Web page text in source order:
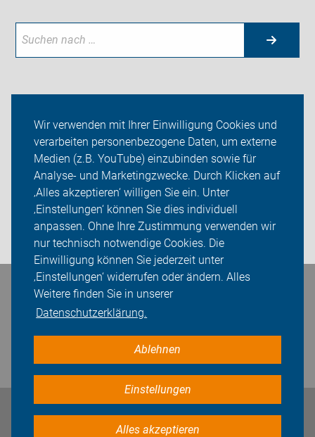
Wir verwenden mit Ihrer Einwilligung Cookies und
verarbeiten personenbezogene Daten, um externe
Medien (z.B. YouTube) einzubinden sowie für
Analyse- und Marketingzwecke. Durch Klicken auf
‚Alles akzeptieren‘ willigen Sie ein. Unter
‚Einstellungen‘ können Sie dies individuell
anpassen. Ohne Ihre Zustimmung verwenden wir
nur technisch notwendige Cookies. Die
Einwilligung können Sie jederzeit unter
‚Einstellungen‘ widerrufen oder ändern. Alles
Weitere finden Sie in unserer
Datenschutzerklärung.
Ablehnen
Einstellungen
Alles akzeptieren
Feierabendtouren
Sei dabei
Presse
Login
Bleiben Sie in Kontakt
Impressum Datenschutz Cookie-Einstellungen